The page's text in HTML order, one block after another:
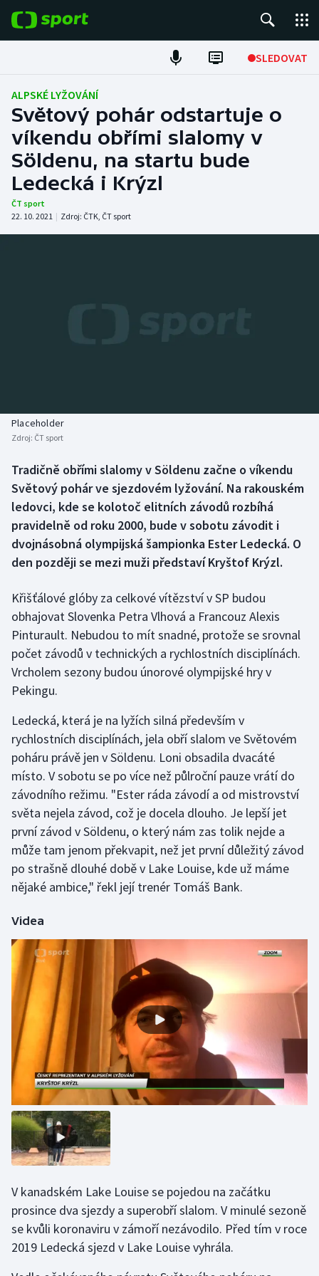
SLEDOVAT
Fotbal
Hokej
Tenis
Atletika
Boby a skeleton
Box
Curling
Dostihy
Florbal
Futsal
Golf
Gymnastika
Jezdectví
Judo
Krasobruslení
Lezení
Lyže a snowboard
Motorsport
Olympijské hry
Parasport
Plavání
Plážový volejbal
Ragby
Rychlobruslení
Rychlostní kanoistika
Short track
Sportovní střelba
AZ kvíz
ALPSKÉ LYŽOVÁNÍ
Světový pohár odstartuje o
víkendu obřími slalomy v
Söldenu, na startu bude
Ledecká i Krýzl
ČT sport
22. 10. 2021 | Zdroj: ČTK, ČT sport
Placeholder
Zdroj: ČT sport
Tradičně obřími slalomy v Söldenu začne o víkendu
Světový pohár ve sjezdovém lyžování. Na rakouském
ledovci, kde se kolotoč elitních závodů rozbíhá
pravidelně od roku 2000, bude v sobotu závodit i
dvojnásobná olympijská šampionka Ester Ledecká. O
den později se mezi muži představí Kryštof Krýzl.
Křišťálové glóby za celkové vítězství v SP budou
obhajovat Slovenka Petra Vlhová a Francouz Alexis
Pinturault. Nebudou to mít snadné, protože se srovnal
počet závodů v technických a rychlostních disciplínách.
Vrcholem sezony budou únorové olympijské hry v
Pekingu.
Ledecká, která je na lyžích silná především v
rychlostních disciplínách, jela obří slalom ve Světovém
poháru právě jen v Söldenu. Loni obsadila dvacáté
místo. V sobotu se po více než půlroční pauze vrátí do
závodního režimu. "Ester ráda závodí a od mistrovství
světa nejela závod, což je docela dlouho. Je lepší jet
první závod v Söldenu, o který nám zas tolik nejde a
může tam jenom překvapit, než jet první důležitý závod
po strašně dlouhé době v Lake Louise, kde už máme
nějaké ambice," řekl její trenér Tomáš Bank.
Videa
V kanadském Lake Louise se pojedou na začátku
prosince dva sjezdy a superobří slalom. V minulé sezoně
se kvůli koronaviru v zámoří nezávodilo. Před tím v roce
2019 Ledecká sjezd v Lake Louise vyhrála.